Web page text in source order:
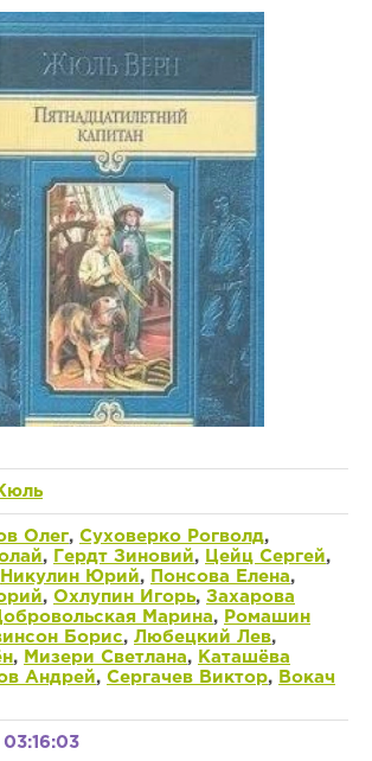
Олег, Суховерко Рогволд,
, Гердт Зиновий, Цейц Сергей,
Никулин Юрий, Понсова Елена,
, Охлупин Игорь, Захарова
Марина,
Ромашин
Борис, Любецкий Лев,
, Мизери Светлана,
Каташёва
Андрей, Сергачев Виктор,
Вокач
03:16:03